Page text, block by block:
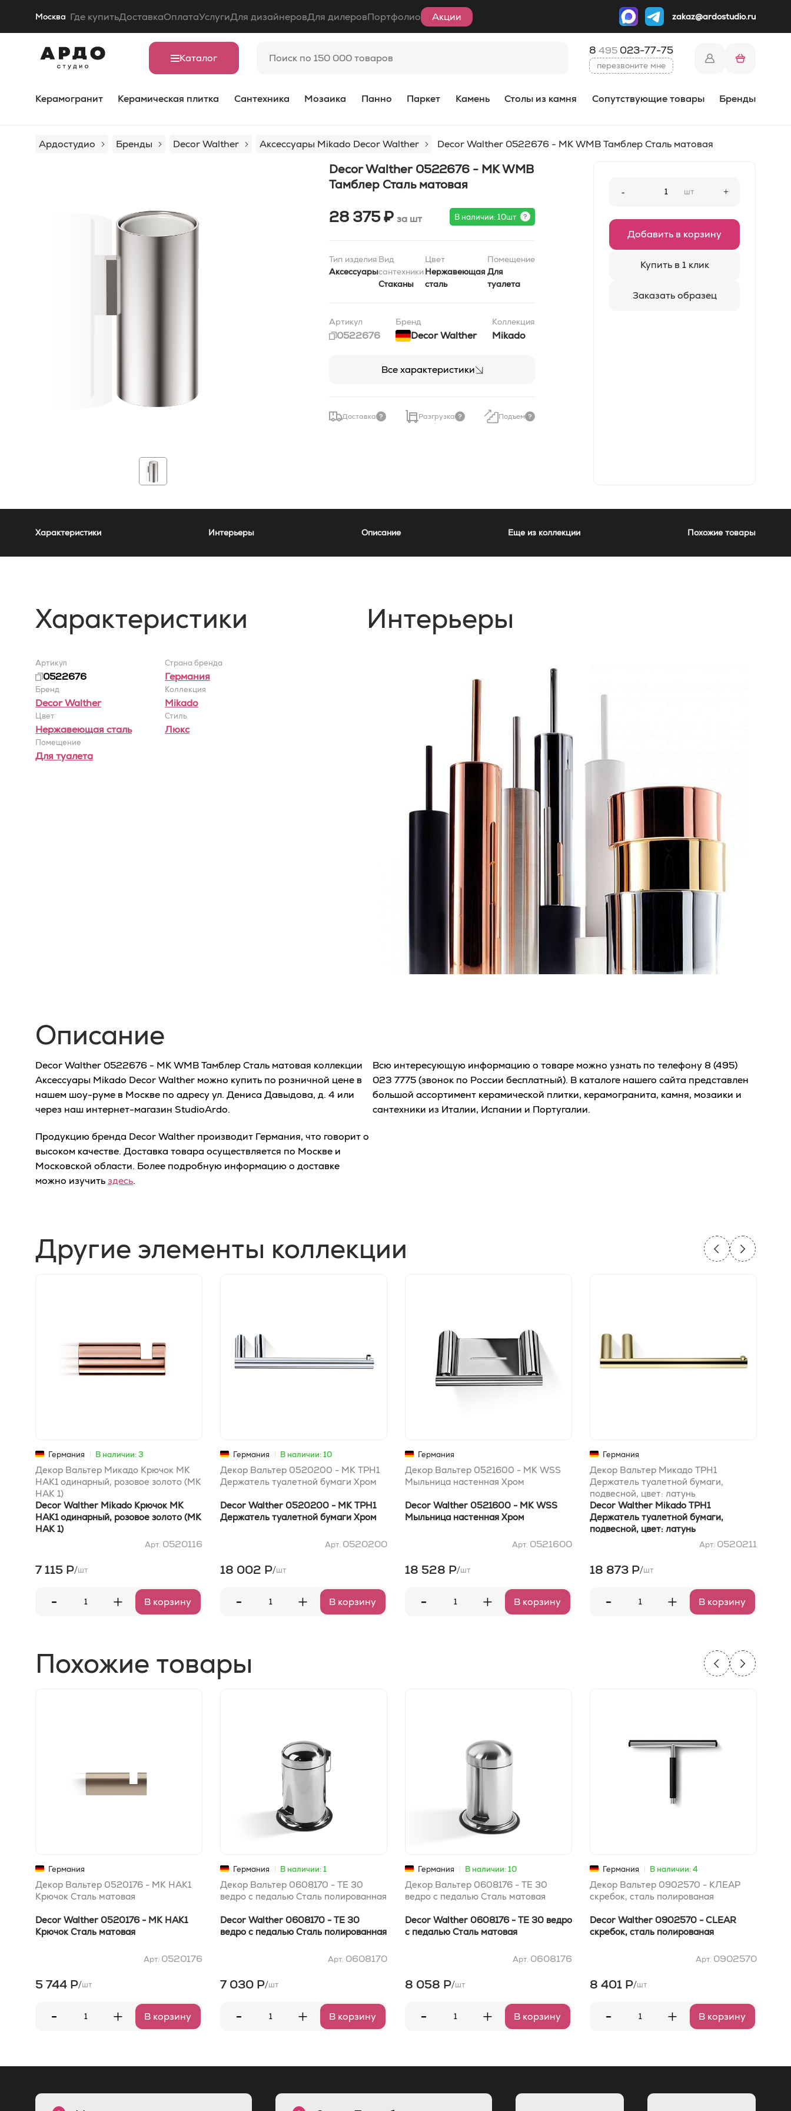
Москва Где купитьДоставкаОплатаУслугиДля дизайнеровДля дилеровПортфолио Акции zakaz@ardostudio.ru
Каталог
8 495 023-77-75
перезвоните мне
Керамогранит Керамическая плитка Сантехника Мозаика Панно Паркет Камень Столы из камня Сопутствующие товары Бренды
Ардостудио Бренды Decor Walther Аксессуары Mikado Decor Walther Decor Walther 0522676 - MK WMB Тамблер Сталь матовая
Decor Walther 0522676 - MK WMB
Тамблер Сталь матовая
28 375 ₽ за шт В наличии: 10шт
Тип изделия
Аксессуары
Вид
сантехники
Стаканы
Цвет
Нержавеющая
сталь
Помещение
Для
туалета
Артикул
0522676
Бренд
Decor Walther
Коллекция
Mikado
Все характеристики
Доставка Разгрузка Подъем
- шт +
Добавить в корзину
Купить в 1 клик
Заказать образец
Характеристики Интерьеры Описание Еще из коллекции Похожие товары
Характеристики
Артикул
0522676
Страна бренда
Германия
Бренд
Decor Walther
Коллекция
Mikado
Цвет
Нержавеющая сталь
Стиль
Люкс
Помещение
Для туалета
Интерьеры
Описание
Decor Walther 0522676 - MK WMB Тамблер Сталь матовая коллекции
Аксессуары Mikado Decor Walther можно купить по розничной цене в
нашем шоу-руме в Москве по адресу ул. Дениса Давыдова, д. 4 или
через наш интернет-магазин StudioArdo.
Продукцию бренда Decor Walther производит Германия, что говорит о
высоком качестве. Доставка товара осуществляется по Москве и
Московской области. Более подробную информацию о доставке
можно изучитьздесь.
Всю интересующую информацию о товаре можно узнать по телефону 8 (495)
023 7775(звонок по России бесплатный). В каталоге нашего сайта представлен
большой ассортимент керамической плитки, керамогранита, камня, мозаики и
сантехники из Италии, Испании и Португалии.
Другие элементы коллекции
Германия В наличии: 3
Декор Вальтер Микадо Крючок MK
HAK1 одинарный, розовое золото (MK
HAK 1)
Decor Walther Mikado Крючок MK
HAK1 одинарный, розовое золото (MK
HAK 1)
Арт. 0520116
7 115 Р/шт
- + В корзину
Германия В наличии: 10
Декор Вальтер 0520200 - MK TPH1
Держатель туалетной бумаги Хром
Decor Walther 0520200 - MK TPH1
Держатель туалетной бумаги Хром
Арт. 0520200
18 002 Р/шт
- + В корзину
Германия
Декор Вальтер 0521600 - MK WSS
Мыльница настенная Хром
Decor Walther 0521600 - MK WSS
Мыльница настенная Хром
Арт. 0521600
18 528 Р/шт
- + В корзину
Германия
Декор Вальтер Микадо TPH1
Держатель туалетной бумаги,
подвесной, цвет: латунь
Decor Walther Mikado TPH1
Держатель туалетной бумаги,
подвесной, цвет: латунь
Арт. 0520211
18 873 Р/шт
- + В корзину
Похожие товары
Германия
Декор Вальтер 0520176 - MK HAK1
Крючок Сталь матовая
Decor Walther 0520176 - MK HAK1
Крючок Сталь матовая
Арт. 0520176
5 744 Р/шт
- + В корзину
Германия В наличии: 1
Декор Вальтер 0608170 - TE 30
ведро с педалью Сталь полированная
Decor Walther 0608170 - TE 30
ведро с педалью Сталь полированная
Арт. 0608170
7 030 Р/шт
- + В корзину
Германия В наличии: 10
Декор Вальтер 0608176 - TE 30
ведро с педалью Сталь матовая
Decor Walther 0608176 - TE 30 ведро
с педалью Сталь матовая
Арт. 0608176
8 058 Р/шт
- + В корзину
Германия В наличии: 4
Декор Вальтер 0902570 - КЛЕАР
скребок, сталь полированая
Decor Walther 0902570 - CLEAR
скребок, сталь полированая
Арт. 0902570
8 401 Р/шт
- + В корзину